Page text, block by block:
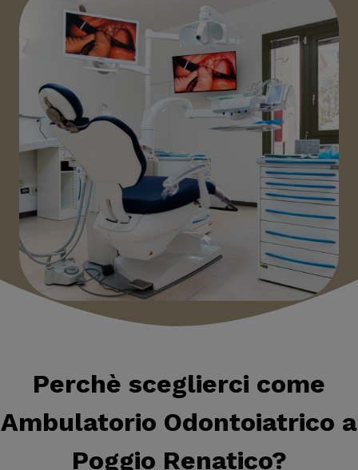
Perchè sceglierci come
Ambulatorio Odontoiatrico a
Poggio Renatico?